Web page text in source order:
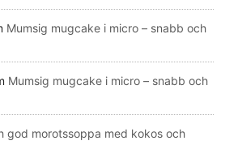
Mumsig mugcake i micro – snabb och
Mumsig mugcake i micro – snabb och
god morotssoppa med kokos och